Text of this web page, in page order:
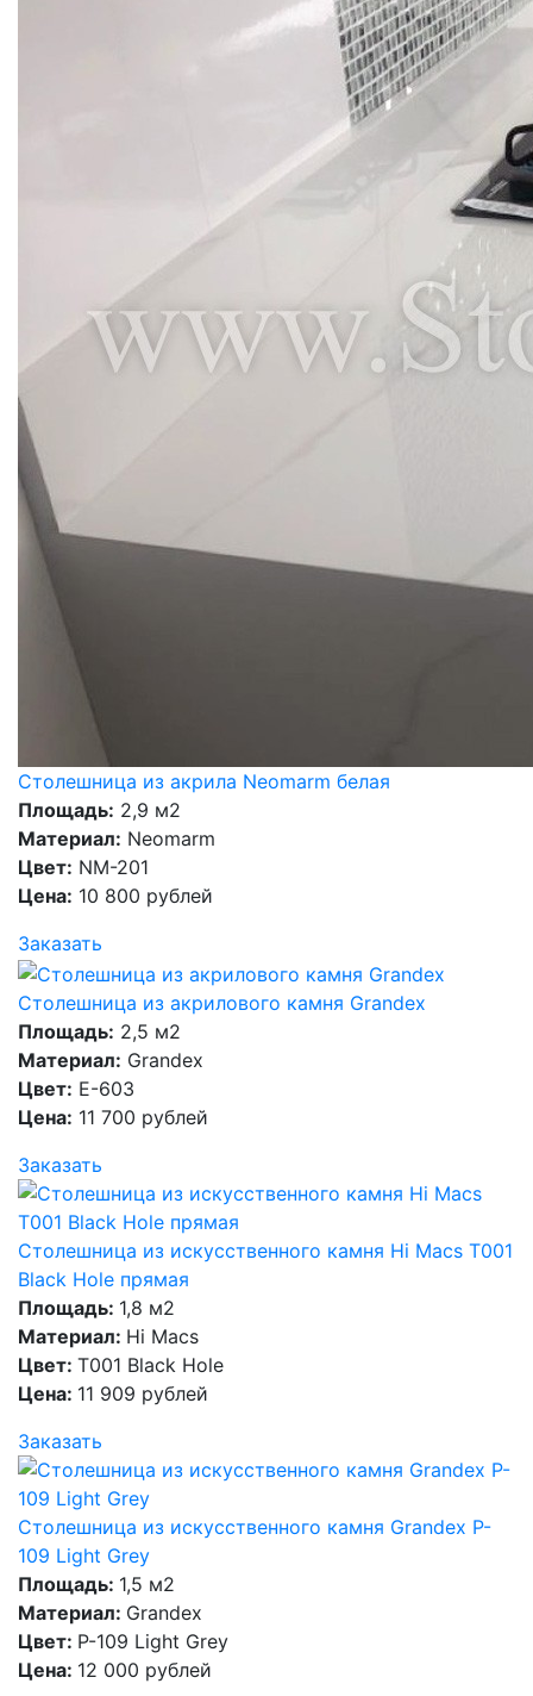
Столешница из акрила Neomarm белая
Площадь: 2,9 м2
Материал: Neomarm
Цвет: NM-201
Цена: 10 800 рублей
Заказать
Столешница из акрилового камня Grandex
Площадь: 2,5 м2
Материал: Grandex
Цвет: E-603
Цена: 11 700 рублей
Заказать
Столешница из искусственного камня Hi Macs T001
Black Hole прямая
Площадь: 1,8 м2
Материал: Hi Macs
Цвет: T001 Black Hole
Цена: 11 909 рублей
Заказать
Столешница из искусственного камня Grandex P-
109 Light Grey
Площадь: 1,5 м2
Материал: Grandex
Цвет: P-109 Light Grey
Цена: 12 000 рублей